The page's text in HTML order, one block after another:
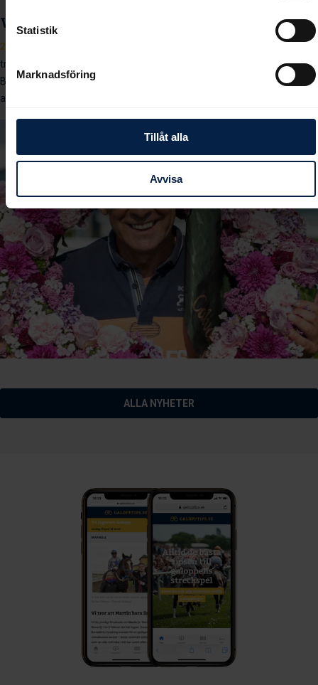
Statistik
Marknadsföring
Tillåt alla
Avvisa
Wahl mot sitt sjunde banchampionat?
2025-09-21
Patrick Wahl är Bro Parks största tränare, med 29 hästar i
träning.
Banans flerfaldige champion hoppas och tror på en stark andra halva
av säsongen.
ALLA NYHETER